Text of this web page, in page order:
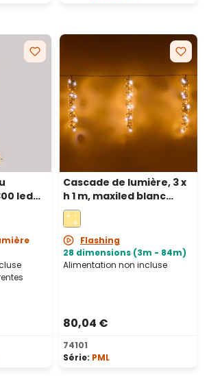
led
vert
Cascade de lumière, 3 x
h 1 m, maxiled blanc
chaud et froid, câble
vert, prolongeable, IP67
Flashing
28 dimensions (3m - 84m)
Alimentation non incluse
80,04 €
74101
Série: PML